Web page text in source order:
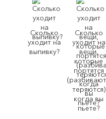
Сколько
уходит на
выпивку?
Сколько
уходит на
вещи,
которые
портятся
теряются)
когда вы
пьете?